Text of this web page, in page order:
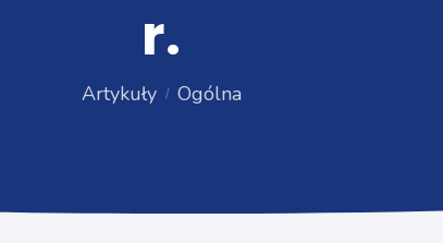
r.
Artykuły Ogólna